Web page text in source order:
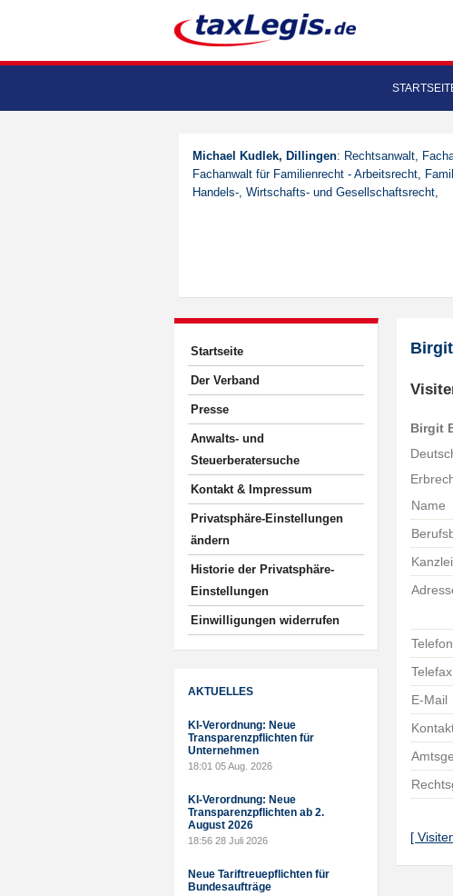
Michael Kudlek, Dillingen: Rechtsanwalt,
Fachanwalt für Familienrecht - Arbeitsrecht,
Handels-, Wirtschafts- und Gesellschaftsrecht,
Startseite
Der Verband
Presse
Anwalts- und
Steuerberatersuche
Kontakt & Impressum
Privatsphäre-Einstellungen
ändern
Historie der Privatsphäre-
Einstellungen
Einwilligungen widerrufen
AKTUELLES
KI-Verordnung: Neue
Transparenzpflichten für
Unternehmen
18:01 05 Aug. 2026
KI-Verordnung: Neue
Transparenzpflichten ab 2.
August 2026
18:56 28 Juli 2026
Neue Tariftreuepflichten für
Bundesaufträge
Birgit
Name
Kanzlei
Telefon
Telefax
E-Mail
[